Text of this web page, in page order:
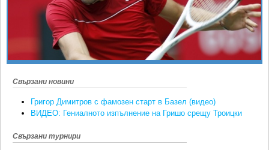
КЛУБОВЕ
ВИДЕО
ЖЪЛТО
РАКЕТНИ
Спорт&Фитнес
Любители
Свързани новини
Григор Димитров с фамозен старт в Базел (видео)
ВИДЕО: Гениалното изпълнение на Гришо срещу Троицки
Свързани турнири